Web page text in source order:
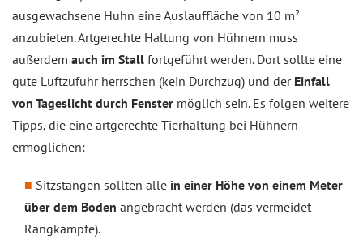
ausgewachsene Huhn eine Auslauffläche von 10 m²
anzubieten. Artgerechte Haltung von Hühnern muss
außerdem auch im Stall fortgeführt werden. Dort sollte eine
gute Luftzufuhr herrschen (kein Durchzug) und der Einfall
von Tageslicht durch Fenster möglich sein. Es folgen weitere
Tipps, die eine artgerechte Tierhaltung bei Hühnern
ermöglichen:
Sitzstangen sollten alle in einer Höhe von einem Meter
über dem Boden angebracht werden (das vermeidet
Rangkämpfe).